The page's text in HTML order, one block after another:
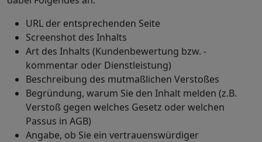
URL der entsprechenden Seite
Screenshot des Inhalts
Art des Inhalts (Kundenbewertung bzw. -
kommentar oder Dienstleistung)
Beschreibung des mutmaßlichen Verstoßes
Begründung, warum Sie den Inhalt melden (z.B.
Verstoß gegen welches Gesetz oder welchen
Passus in AGB)
Angabe, ob Sie ein vertrauenswürdiger